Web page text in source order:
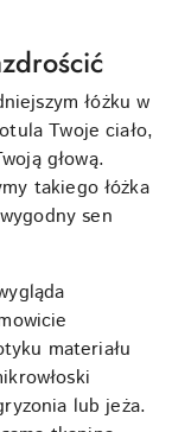
łóżku w
Twoje ciało,
głową.
takiego łóżka
sen
materiału
lub jeża.